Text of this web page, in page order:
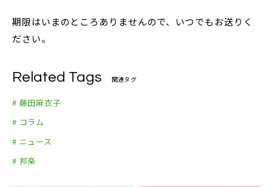
期限はいまのところありませんので、いつでもお送りく
ださい。
Related Tags 関連タグ
# 藤田麻衣子
# コラム
# ニュース
# 邦楽